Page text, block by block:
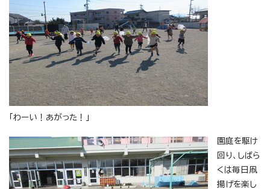
「わーい！あがった！」
園庭を駆け
回り、しばら
くは毎日凧
揚げを楽し